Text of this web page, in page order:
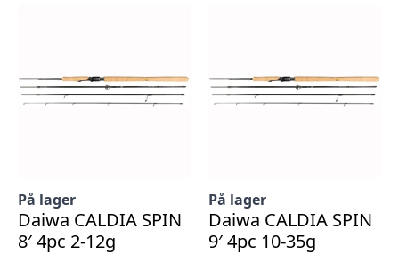
På lager
Daiwa CALDIA SPIN
8′ 4pc 2-12g
På lager
Daiwa CALDIA SPIN
9′ 4pc 10-35g